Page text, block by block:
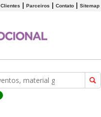
Clientes Parceiros Contato Sitemap